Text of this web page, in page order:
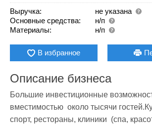
Выручка:
не указана
Основные средства:
н/п
Материалы:
н/п
В избранное
Описание бизнеса
Большие инвестиционные
вместимостью  около тысячи
спорт, рестораны, клиники  (спа,